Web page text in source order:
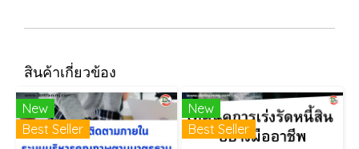
สินค้าเกี่ยวข้อง
New
Best Seller
New
Best Seller